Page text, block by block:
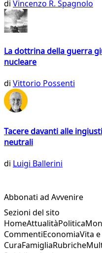
di Vincenzo R. Spagnolo
La dottrina della guerra
nucleare
di Vittorio Possenti
Tacere davanti alle
neutrali
di Luigi Ballerini
Abbonati ad Avvenire
Sezioni del sito
HomeAttualitàPolitica
CommentiEconomiaVita e
CuraFamigliaRubriche